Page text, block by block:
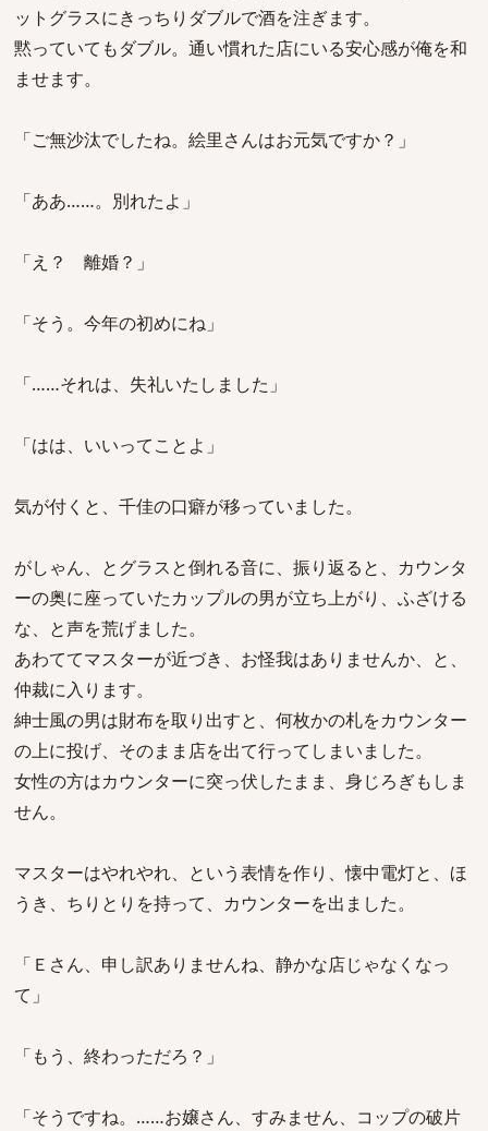
ットグラスにきっちりダブルで酒を注ぎます。
黙っていてもダブル。通い慣れた店にいる安心感が俺を和
ませます。
「ご無沙汰でしたね。絵里さんはお元気ですか？」
「ああ……。別れたよ」
「え？ 離婚？」
「そう。今年の初めにね」
「……それは、失礼いたしました」
「はは、いいってことよ」
気が付くと、千佳の口癖が移っていました。
がしゃん、とグラスと倒れる音に、振り返ると、カウンタ
ーの奥に座っていたカップルの男が立ち上がり、ふざける
な、と声を荒げました。
あわててマスターが近づき、お怪我はありませんか、と、
仲裁に入ります。
紳士風の男は財布を取り出すと、何枚かの札をカウンター
の上に投げ、そのまま店を出て行ってしまいました。
女性の方はカウンターに突っ伏したまま、身じろぎもしま
せん。
マスターはやれやれ、という表情を作り、懐中電灯と、ほ
うき、ちりとりを持って、カウンターを出ました。
「Ｅさん、申し訳ありませんね、静かな店じゃなくなっ
て」
「もう、終わっただろ？」
「そうですね。……お嬢さん、すみません、コップの破片